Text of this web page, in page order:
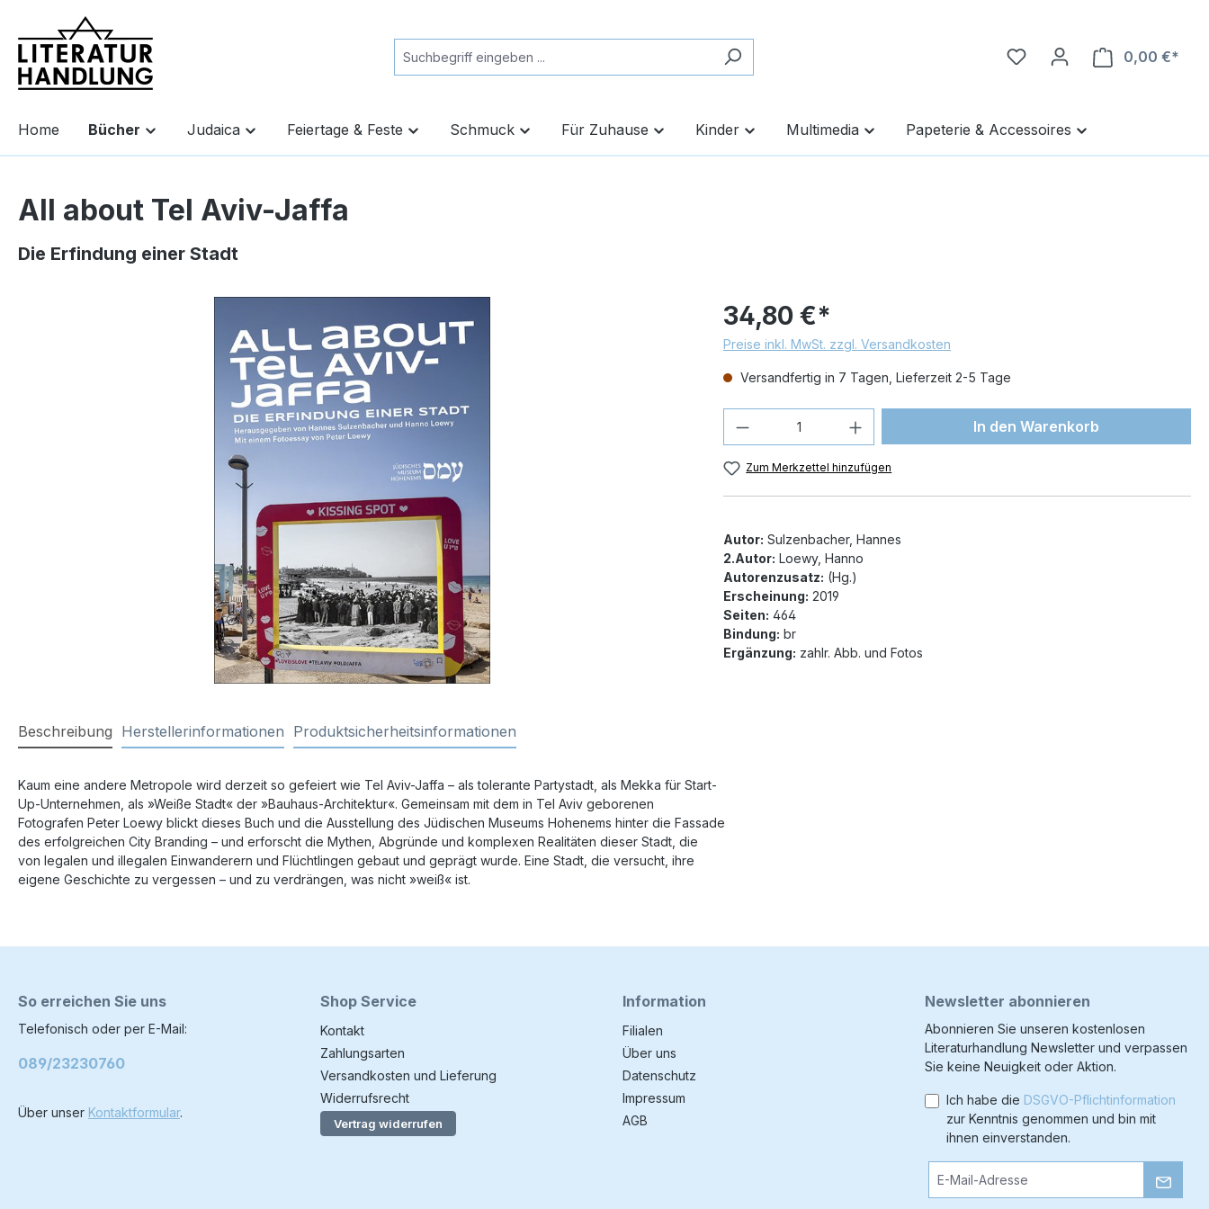
Zur Hauptnavigation springen
0,00 €*
Home Bücher Judaica Feiertage & Feste Schmuck Für Zuhause Kinder Multimedia Papeterie & Accessoires
All about Tel Aviv-Jaffa
Die Erfindung einer Stadt
34,80 €*
Preise inkl. MwSt. zzgl. Versandkosten
Versandfertig in 7 Tagen, Lieferzeit 2-5 Tage
Produkt Anzahl: Gib den gewünschten Wert
In den Warenkorb
Zum Merkzettel hinzufügen
Autor: Sulzenbacher, Hannes
2.Autor: Loewy, Hanno
Autorenzusatz: (Hg.)
Erscheinung: 2019
Seiten: 464
Bindung: br
Ergänzung: zahlr. Abb. und Fotos
Beschreibung Herstellerinformationen Produktsicherheitsinformationen
Kaum eine andere Metropole wird derzeit so gefeiert wie Tel Aviv-Jaffa – als tolerante Partystadt, als Mekka für Start-
Up-Unternehmen, als »Weiße Stadt« der »Bauhaus-Architektur«. Gemeinsam mit dem in Tel Aviv geborenen
Fotografen Peter Loewy blickt dieses Buch und die Ausstellung des Jüdischen Museums Hohenems hinter die Fassade
des erfolgreichen City Branding – und erforscht die Mythen, Abgründe und komplexen Realitäten dieser Stadt, die
von legalen und illegalen Einwanderern und Flüchtlingen gebaut und geprägt wurde. Eine Stadt, die versucht, ihre
eigene Geschichte zu vergessen – und zu verdrängen, was nicht »weiß« ist.
So erreichen Sie uns
Telefonisch oder per E-Mail:
089/23230760
Über unser Kontaktformular.
Shop Service
Kontakt
Zahlungsarten
Versandkosten und Lieferung
Widerrufsrecht
Vertrag widerrufen
Information
Filialen
Über uns
Datenschutz
Impressum
AGB
Newsletter abonnieren
Abonnieren Sie unseren kostenlosen
Literaturhandlung Newsletter und verpassen
Sie keine Neuigkeit oder Aktion.
Ich habe die DSGVO-Pflichtinformation
zur Kenntnis genommen und bin mit
ihnen einverstanden.